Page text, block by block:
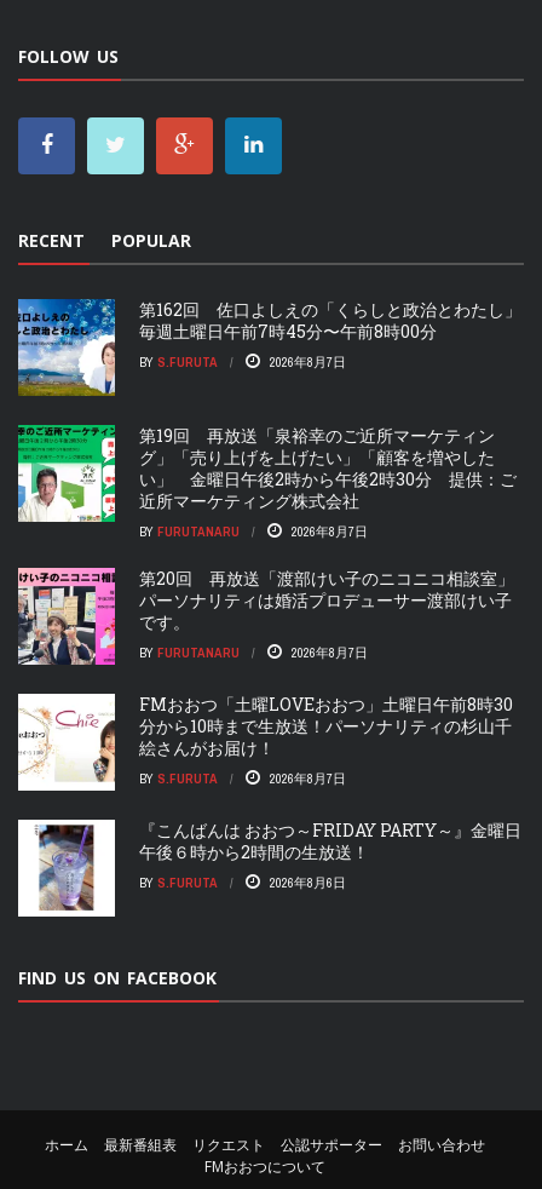
FOLLOW US
RECENT POPULAR
第162回 佐口よしえの「くらしと政治とわたし」
毎週土曜日午前7時45分〜午前8時00分
BY S.FURUTA 2026年8月7日
第19回 再放送「泉裕幸のご近所マーケティン
グ」「売り上げを上げたい」「顧客を増やした
い」 金曜日午後2時から午後2時30分 提供：ご
近所マーケティング株式会社
BY FURUTANARU 2026年8月7日
第20回 再放送「渡部けい子のニコニコ相談室」
パーソナリティは婚活プロデューサー渡部けい子
です。
BY FURUTANARU 2026年8月7日
FMおおつ「土曜LOVEおおつ」土曜日午前8時30
分から10時まで生放送！パーソナリティの杉山千
絵さんがお届け！
BY S.FURUTA 2026年8月7日
『こんばんは おおつ～FRIDAY PARTY～』金曜日
午後６時から2時間の生放送！
BY S.FURUTA 2026年8月6日
FIND US ON FACEBOOK
ホーム 最新番組表 リクエスト 公認サポーター
お問い合わせ
FMおおつについて